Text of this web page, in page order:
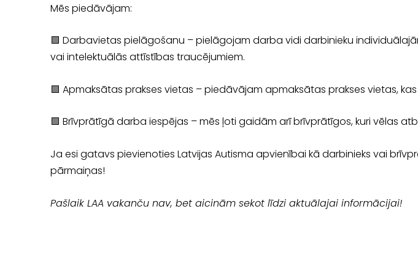
Mēs piedāvājam:
🟩 Darbavietas pielāgošanu – pielāgojam darba vidi darbinieku
vai intelektuālās attīstības traucējumiem.
🟩 Apmaksātas prakses vietas – piedāvājam apmaksātas prakses vietas,
🟩 Brīvprātīgā darba iespējas – mēs ļoti gaidām arī brīvprātīgos, kuri vēlas
Ja esi gatavs pievienoties Latvijas Autisma apvienībai kā darbinieks vai
pārmaiņas!
Pašlaik LAA vakanču nav, bet aicinām sekot līdzi aktuālajai informācijai!